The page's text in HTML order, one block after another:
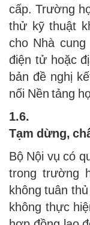
cấp. Trường
thử kỹ thuật
cho Nhà
điện tử hoặc
bản đề nghị
nối Nền tảng
1.6.
Tạm dừng,
Bộ Nội vụ có
trong trường
không tuân
không thực